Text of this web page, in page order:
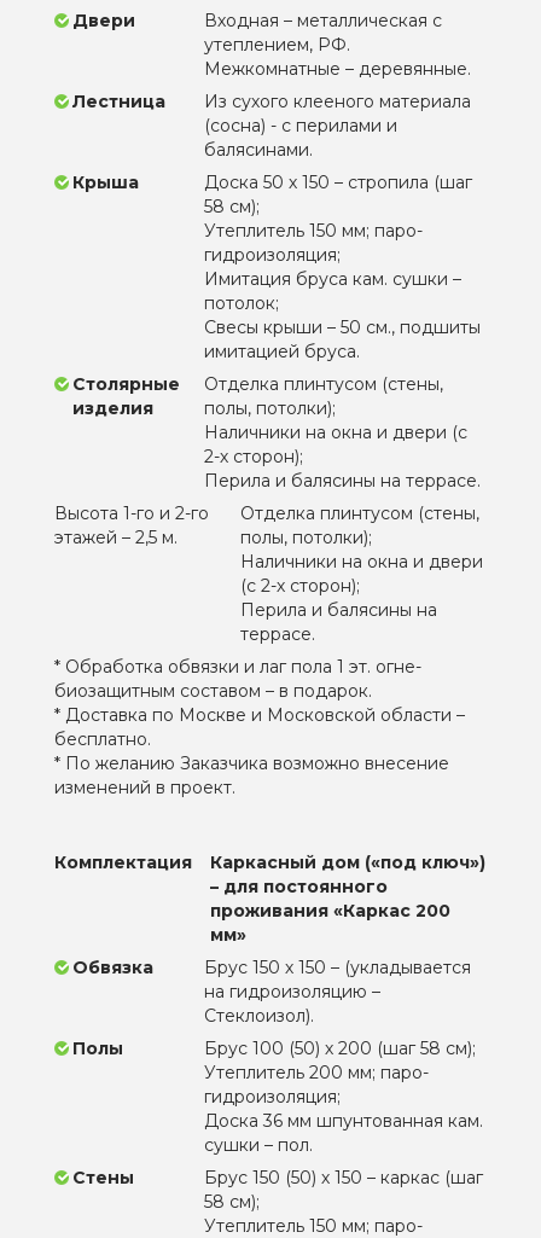
Двери
Входная – металлическая с
утеплением, РФ.
Межкомнатные – деревянные.
Лестница
Из сухого клееного материала
(сосна) - с перилами и
балясинами.
Крыша
Доска 50 х 150 – стропила (шаг
58 см);
Утеплитель 150 мм; паро-
гидроизоляция;
Имитация бруса кам. сушки –
потолок;
Свесы крыши – 50 см., подшиты
имитацией бруса.
Столярные
изделия
Отделка плинтусом (стены,
полы, потолки);
Наличники на окна и двери (с
2-х сторон);
Перила и балясины на террасе.
Высота 1-го и 2-го
этажей – 2,5 м.
Отделка плинтусом (стены,
полы, потолки);
Наличники на окна и двери
(с 2-х сторон);
Перила и балясины на
террасе.
* Обработка обвязки и лаг пола 1 эт. огне-
биозащитным составом – в подарок.
* Доставка по Москве и Московской области –
бесплатно.
* По желанию Заказчика возможно внесение
изменений в проект.
Комплектация
Каркасный дом («под ключ»)
– для постоянного
проживания «Каркас 200
мм»
Обвязка
Брус 150 х 150 – (укладывается
на гидроизоляцию –
Стеклоизол).
Полы
Брус 100 (50) х 200 (шаг 58 см);
Утеплитель 200 мм; паро-
гидроизоляция;
Доска 36 мм шпунтованная кам.
сушки – пол.
Стены
Брус 150 (50) х 150 – каркас (шаг
58 см);
Утеплитель 150 мм; паро-